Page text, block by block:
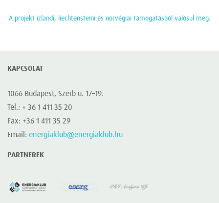
A projekt izlandi, liechtensteini és norvégiai támogatásból valósul meg.
KAPCSOLAT
1066 Budapest, Szerb u. 17–19.
Tel.: + 36 1 411 35 20
Fax: +36 1 411 35 29
Email: energiaklub@energiaklub.hu
PARTNEREK